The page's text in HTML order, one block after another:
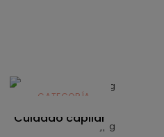
CATEGORÍA
Solares
Cuidado capilar